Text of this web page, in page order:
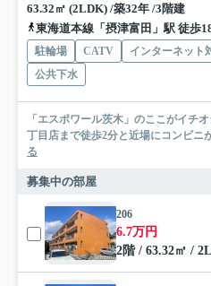
63.32㎡ (2LDK) /築32年 /3階建
東海道本線「摂津富田」駅 徒歩
駐輪場 CATV インターネット
公共下水
「エスポワール茨木」のここがイチ
丁目店まで徒歩2分と近場にコンビニ
る
募集中の部屋
206
6.7万円
2階 / 63.32㎡ /